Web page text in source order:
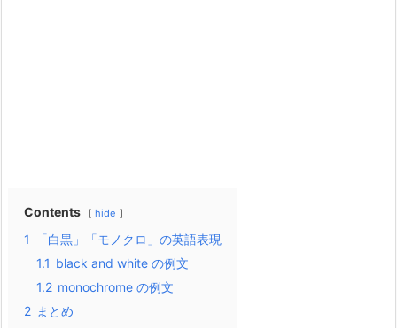
Contents hide
1
「白黒」「モノクロ」の英語表現
1.1 black and white の例文
1.2 monochrome の例文
2 まとめ